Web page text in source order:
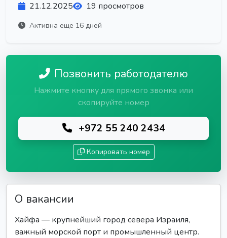
21.12.2025
19 просмотров
Активна ещё 16 дней
Позвонить работодателю
Нажмите кнопку для прямого звонка или
скопируйте номер
+972 55 240 2434
Копировать номер
О вакансии
Хайфа — крупнейший город севера Израиля,
важный морской порт и промышленный центр.